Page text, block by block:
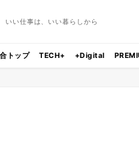
いい仕事は、いい暮らしから
トップ TECH+ +Digital